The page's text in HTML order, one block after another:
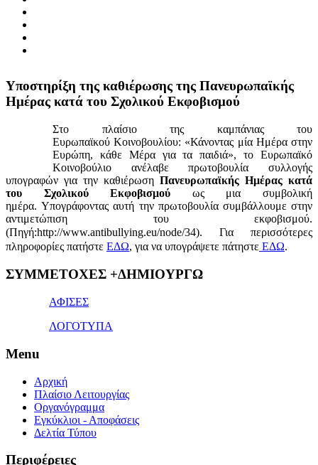
Yποστηρίξη της καθιέρωσης της Πανευρωπαϊκής
Ημέρας κατά του Σχολικού Εκφοβισμού
Στο πλαίσιο της καμπάνιας του
Ευρωπαϊκού Κοινοβουλίου: «Κάνοντας μία Ημέρα στην
Ευρώπη, κάθε Μέρα για τα παιδιά», το Ευρωπαϊκό
Κοινοβούλιο ανέλαβε πρωτοβουλία συλλογής
υπογραφών για την καθιέρωση Πανευρωπαϊκής Ημέρας κατά
του Σχολικού Εκφοβισμού ως μια συμβολική
ημέρα. Υπογράφοντας αυτή την πρωτοβουλία συμβάλλουμε στην
αντιμετώπιση του εκφοβισμού.
(Πηγή:http://www.antibullying.eu/node/34). Για περισσότερες
πληροφορίες πατήστε ΕΔΩ, για να υπογράψετε πάτηστε ΕΔΩ.
1x
ΣΥΜΜΕΤΟΧΕΣ +ΔΗΜΙΟΥΡΓΩ
ΑΦΙΣΕΣ
ΛΟΓΟΤΥΠΑ
Menu
Αρχική
Πλαίσιο Λειτουργίας
Οργανόγραμμα
Εγκύκλιοι - Αποφάσεις
Δελτία Τύπου
Περιφέρειες